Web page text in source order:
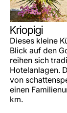
Kriopigi
Dieses kleine
Blick auf den
reihen sich
Hotelanlagen.
von
einen
km.